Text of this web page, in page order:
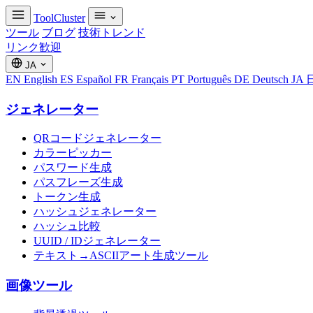
ToolCluster
ツール ブログ 技術トレンド
リンク歓迎
JA
EN English ES Español FR Français PT Português DE Deutsch JA
ジェネレーター
QRコードジェネレーター
カラーピッカー
パスワード生成
パスフレーズ生成
トークン生成
ハッシュジェネレーター
ハッシュ比較
UUID / IDジェネレーター
テキスト→ASCIIアート生成ツール
画像ツール